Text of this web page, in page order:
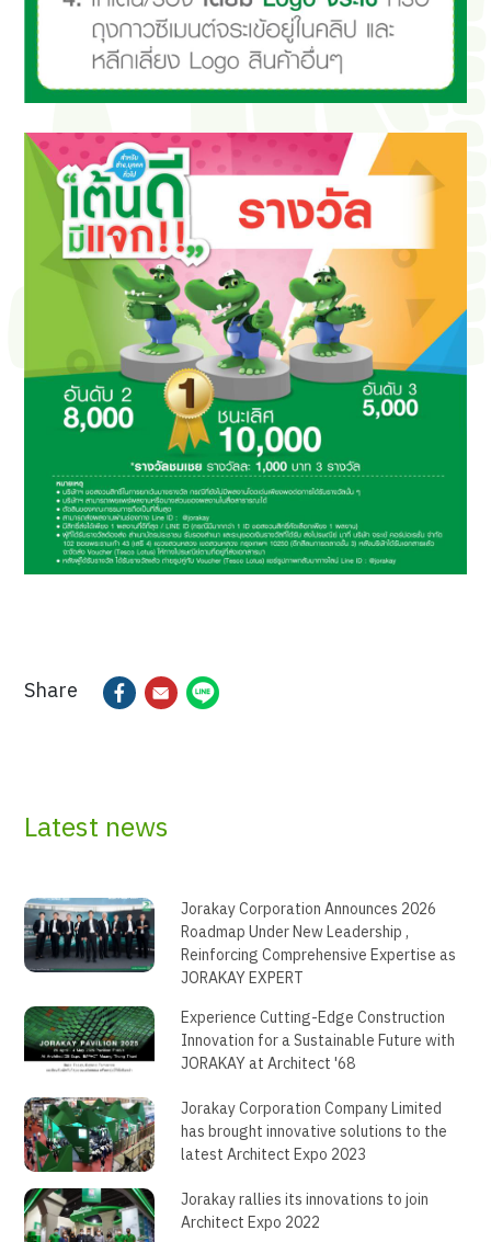
Share
Latest news
Jorakay Corporation Announces 2026
Roadmap Under New Leadership ,
Reinforcing Comprehensive Expertise as
JORAKAY EXPERT
Experience Cutting-Edge Construction
Innovation for a Sustainable Future with
JORAKAY at Architect '68
Jorakay Corporation Company Limited
has brought innovative solutions to the
latest Architect Expo 2023
Jorakay rallies its innovations to join
Architect Expo 2022